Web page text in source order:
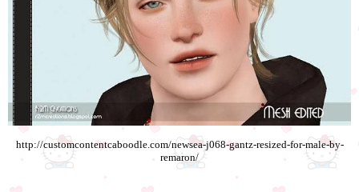
http://customcontentcaboodle.com/newsea-j068-gantz-resized-for-male-by-
remaron/